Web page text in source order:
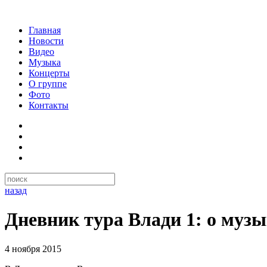
Главная
Новости
Видео
Музыка
Концерты
О группе
Фото
Контакты
назад
Дневник тура Влади 1: о
4 ноября 2015